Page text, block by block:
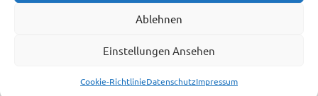
Ablehnen
Einstellungen Ansehen
Cookie-RichtlinieDatenschutzImpressum